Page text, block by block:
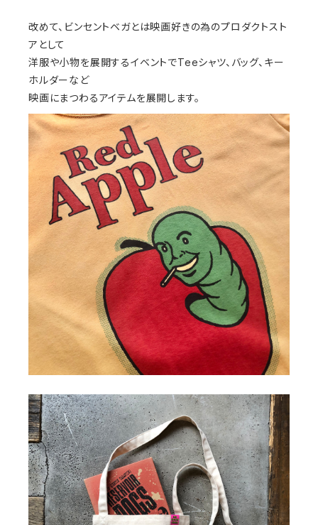
改めて、ビンセントベガとは映画好きの為のプロダクトスト
アとして
洋服や小物を展開するイベントでTeeシャツ、バッグ、キー
ホルダーなど
映画にまつわるアイテムを展開します。